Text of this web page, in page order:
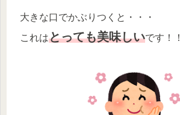
大きな口でかぶりつくと・・・
これはとっても美味しいです！！